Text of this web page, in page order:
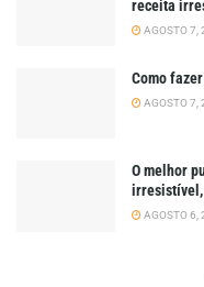
receita
AGOSTO 7,
Como
AGOSTO 7,
O melhor
irresistível,
AGOSTO 6,